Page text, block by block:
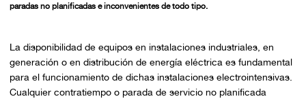
paradas no planificadas e inconvenientes de todo tipo.
La disponibilidad de equipos en instalaciones industriales, en
generación o en distribución de energía eléctrica es fundamental
para el funcionamiento de dichas instalaciones electrointensivas.
Cualquier contratiempo o parada de servicio no planificada